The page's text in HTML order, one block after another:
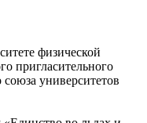
физической
пригласительного
университетов